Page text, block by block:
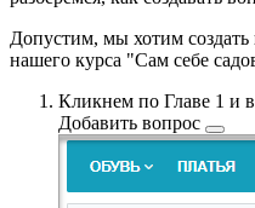
Допустим, мы хотим
нашего курса "Сам себе
Кликнем по Главе 1 и
Добавить вопрос